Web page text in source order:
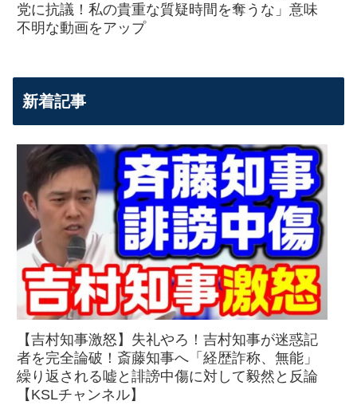
党に抗議！私の貴重な質疑時間を奪うな」意味
不明な動画をアップ
新着記事
【吉村知事激怒】失礼やろ！吉村知事が迷惑記
者を完全論破！斎藤知事へ「経歴詐称、無能」
繰り返される嘘と誹謗中傷に対して毅然と反論
【KSLチャンネル】